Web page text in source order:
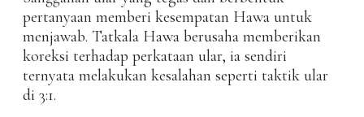
pertanyaan memberi kesempatan Hawa untuk
menjawab. Tatkala Hawa berusaha memberikan
koreksi terhadap perkataan ular, ia sendiri
ternyata melakukan kesalahan seperti taktik ular
di 3:1.